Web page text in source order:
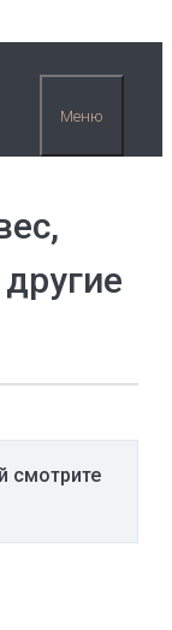
Меню
смотрите